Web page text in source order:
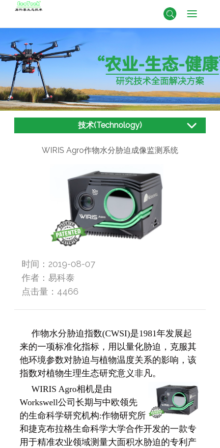
技术(Technology)
WIRIS Agro作物水分胁迫成像监测系统
时间：2019-08-07
作者：易科泰
点击量： 4466
作物水分胁迫指数(CWSI)是1981年发展起
来的一项标准化指标，用以量化胁迫，克服其
他环境参数对胁迫与植物温度关系的影响，该
指数对植物生理生态研究意义非凡。
WIRIS Agro相机是由
Workswell公司长期与中欧领先
的生命科学研究机构:作物研究所
和捷克布拉格生命科学大学合作开发的一款专
用于精准农业领域测量大面积水胁迫的专利产